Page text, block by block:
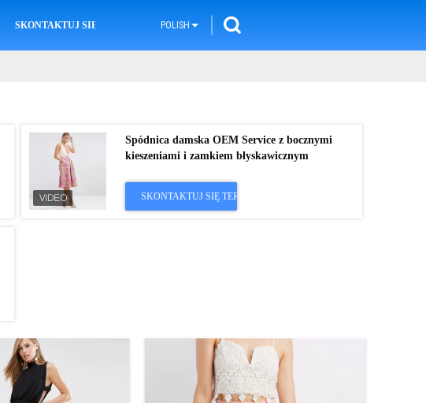
SKONTAKTUJ SIĘ Z NAMI POLISH
Spódnica damska OEM Service z bocznymi
kieszeniami i zamkiem błyskawicznym
SKONTAKTUJ SIĘ TERAZ